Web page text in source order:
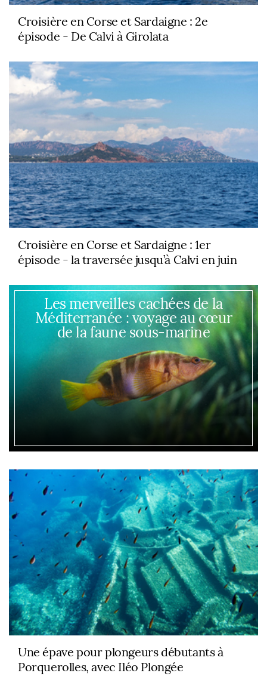
Croisière en Corse et Sardaigne : 2e
épisode - De Calvi à Girolata
Croisière en Corse et Sardaigne : 1er
épisode - la traversée jusqu’à Calvi en juin
Les merveilles cachées de la
Méditerranée : voyage au cœur
de la faune sous-marine
Une épave pour plongeurs débutants à
Porquerolles, avec Iléo Plongée